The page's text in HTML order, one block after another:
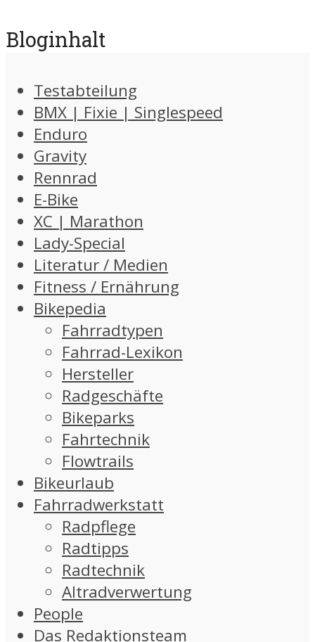
Bloginhalt
Testabteilung
BMX | Fixie | Singlespeed
Enduro
Gravity
Rennrad
E-Bike
XC | Marathon
Lady-Special
Literatur / Medien
Fitness / Ernährung
Bikepedia
Fahrradtypen
Fahrrad-Lexikon
Hersteller
Radgeschäfte
Bikeparks
Fahrtechnik
Flowtrails
Bikeurlaub
Fahrradwerkstatt
Radpflege
Radtipps
Radtechnik
Altradverwertung
People
Das Redaktionsteam